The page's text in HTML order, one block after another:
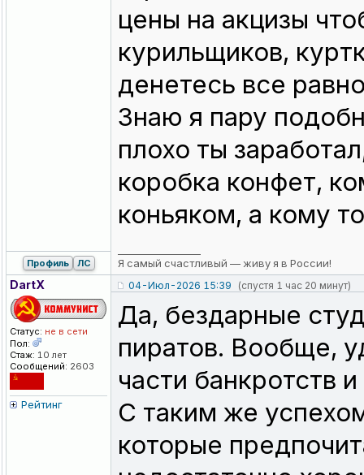
цены на акцизы
курильщиков,
денетесь все
Знаю я пару
плохо ты
коробка конфет,
коньяком, а кому
Я самый счастливый — живу я в России!
Профиль ЛС
DartX
Статус: не в сети
Пол:
Стаж: 10 лет
Сообщений: 2603
Рейтинг
04-Июл-2026 15:39 (спустя 1 час 20 минут)
Да, бездарные
пиратов. Вообще,
части банкротств
С таким же
которые